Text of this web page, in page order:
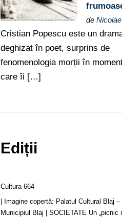
de
Cristian Popescu este un
deghizat în poet, surprins de
fenomenologia morții în
care îi […]
Ediții
Cultura 664
| Imagine copertă: Palatul Cultural Blaj –
Municipiul Blaj | SOCIETATE Un „picnic